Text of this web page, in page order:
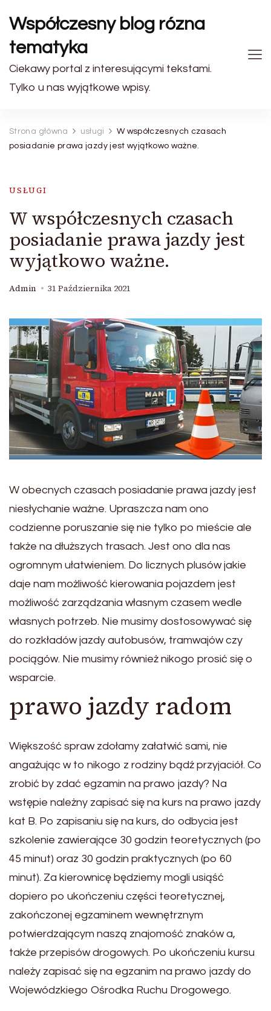
Współczesny blog rózna
tematyka
Ciekawy portal z interesującymi tekstami.
Tylko u nas wyjątkowe wpisy.
Strona główna usługi
W współczesnych czasach
posiadanie prawa jazdy jest wyjątkowo ważne.
USŁUGI
W współczesnych czasach
posiadanie prawa jazdy jest
wyjątkowo ważne.
Admin 31 Października 2021
W obecnych czasach posiadanie prawa jazdy jest
niesłychanie ważne. Upraszcza nam ono
codzienne poruszanie się nie tylko po mieście ale
także na dłuższych trasach. Jest ono dla nas
ogromnym ułatwieniem. Do licznych plusów jakie
daje nam możliwość kierowania pojazdem jest
możliwość zarządzania własnym czasem wedle
własnych potrzeb. Nie musimy dostosowywać się
do rozkładów jazdy autobusów, tramwajów czy
pociągów. Nie musimy również nikogo prosić się o
wsparcie.
prawo jazdy radom
Większość spraw zdołamy załatwić sami, nie
angażując w to nikogo z rodziny bądź przyjaciół. Co
zrobić by zdać egzamin na prawo jazdy? Na
wstępie należny zapisać się na kurs na prawo jazdy
kat B. Po zapisaniu się na kurs, do odbycia jest
szkolenie zawierające 30 godzin teoretycznych (po
45 minut) oraz 30 godzin praktycznych (po 60
minut). Za kierownicę będziemy mogli usiąść
dopiero po ukończeniu części teoretycznej,
zakończonej egzaminem wewnętrznym
potwierdzającym naszą znajomość znaków a,
także przepisów drogowych. Po ukończeniu kursu
należy zapisać się na egzanim na prawo jazdy do
Wojewódzkiego Ośrodka Ruchu Drogowego.